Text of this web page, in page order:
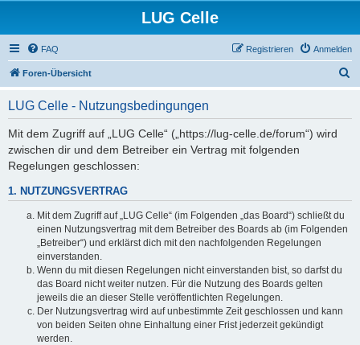
LUG Celle
FAQ Anmelden
Registrieren
Foren-Übersicht
LUG Celle - Nutzungsbedingungen
Mit dem Zugriff auf „LUG Celle“ („https://lug-celle.de/forum“) wird
zwischen dir und dem Betreiber ein Vertrag mit folgenden
Regelungen geschlossen:
1. NUTZUNGSVERTRAG
Mit dem Zugriff auf „LUG Celle“ (im Folgenden „das Board“) schließt du
einen Nutzungsvertrag mit dem Betreiber des Boards ab (im Folgenden
„Betreiber“) und erklärst dich mit den nachfolgenden Regelungen
einverstanden.
Wenn du mit diesen Regelungen nicht einverstanden bist, so darfst du
das Board nicht weiter nutzen. Für die Nutzung des Boards gelten
jeweils die an dieser Stelle veröffentlichten Regelungen.
Der Nutzungsvertrag wird auf unbestimmte Zeit geschlossen und kann
von beiden Seiten ohne Einhaltung einer Frist jederzeit gekündigt
werden.